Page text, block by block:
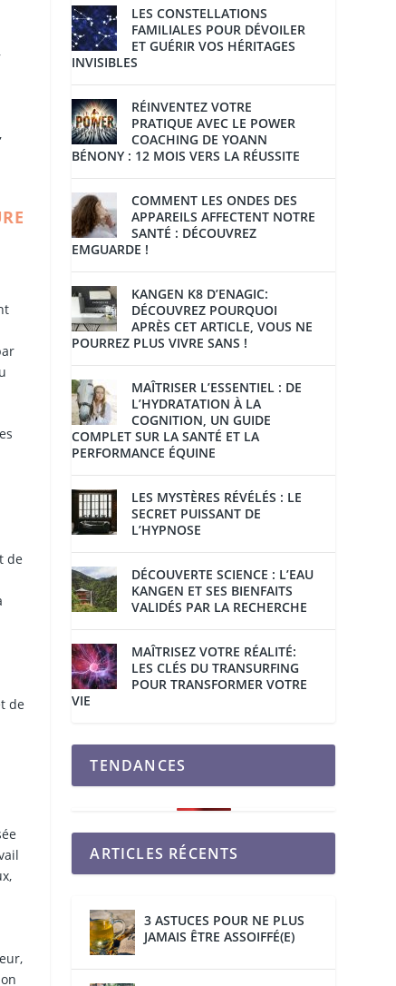
de
de
LES CONSTELLATIONS
FAMILIALES POUR DÉVOILER
ET GUÉRIR VOS HÉRITAGES
INVISIBLES
RÉINVENTEZ VOTRE
PRATIQUE AVEC LE POWER
COACHING DE YOANN
BÉNONY : 12 MOIS VERS LA RÉUSSITE
COMMENT LES ONDES DES
APPAREILS AFFECTENT NOTRE
SANTÉ : DÉCOUVREZ
EMGUARDE !
KANGEN K8 D’ENAGIC:
DÉCOUVREZ POURQUOI
APRÈS CET ARTICLE, VOUS NE
POURREZ PLUS VIVRE SANS !
MAÎTRISER L’ESSENTIEL : DE
L’HYDRATATION À LA
COGNITION, UN GUIDE
COMPLET SUR LA SANTÉ ET LA
PERFORMANCE ÉQUINE
LES MYSTÈRES RÉVÉLÉS : LE
SECRET PUISSANT DE
L’HYPNOSE
DÉCOUVERTE SCIENCE : L’EAU
KANGEN ET SES BIENFAITS
VALIDÉS PAR LA RECHERCHE
MAÎTRISEZ VOTRE RÉALITÉ:
LES CLÉS DU TRANSURFING
POUR TRANSFORMER VOTRE
VIE
TENDANCES
ARTICLES RÉCENTS
3 ASTUCES POUR NE PLUS
JAMAIS ÊTRE ASSOIFFÉ(E)